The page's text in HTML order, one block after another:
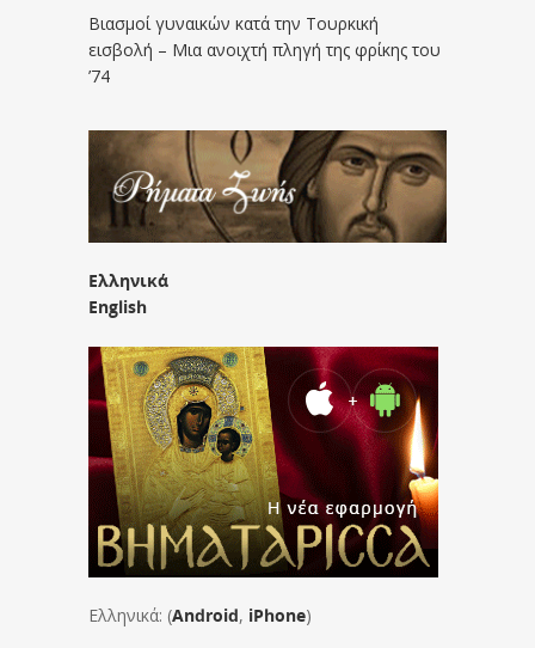
Βιασμοί γυναικών κατά την Τουρκική
εισβολή – Μια ανοιχτή πληγή της φρίκης του
’74
Ελληνικά
English
Ελληνικά: (Android, iPhone)